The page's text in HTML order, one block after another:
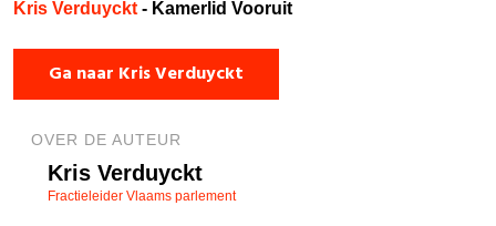
Kris Verduyckt - Kamerlid Vooruit
Ga naar Kris Verduyckt
OVER DE AUTEUR
Kris Verduyckt
Fractieleider Vlaams parlement